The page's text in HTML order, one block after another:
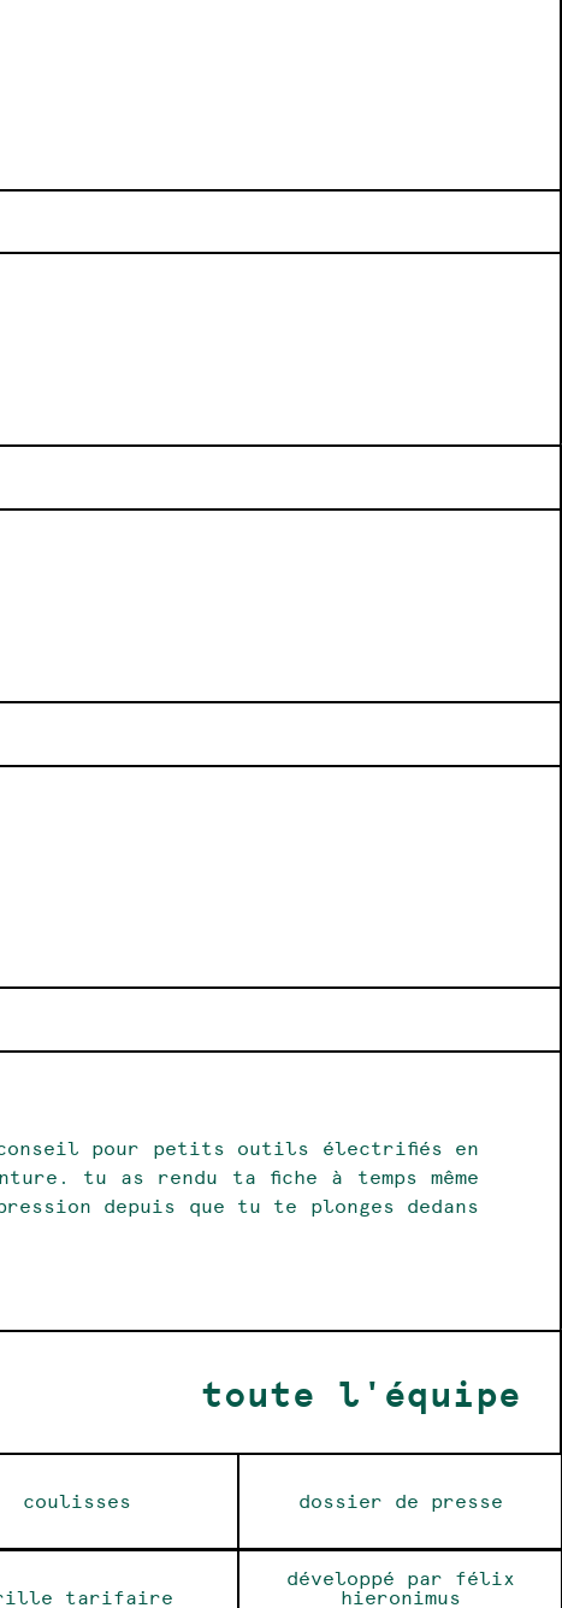
pour petits outils électrifiés en
tu as rendu ta fiche à temps même
depuis que tu te plonges dedans
toute l'équipe
coulisses dossier de presse
tarifaire
développé par félix
hieronimus